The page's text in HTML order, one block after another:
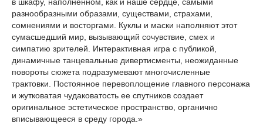
разнообразными образами, существами, страхами,
сомнениями и восторгами. Куклы и маски наполняют этот
сумасшедший мир, вызывающий сочувствие, смех и
симпатию зрителей. Интерактивная игра с публикой,
динамичные танцевальные дивертисменты, неожиданные
повороты сюжета подразумевают многочисленные
трактовки. Постоянное перевоплощение главного персонажа
и жутковатая чудаковатость ее спутников создает
оригинальное эстетическое пространство, органично
вписывающееся в среду города.»